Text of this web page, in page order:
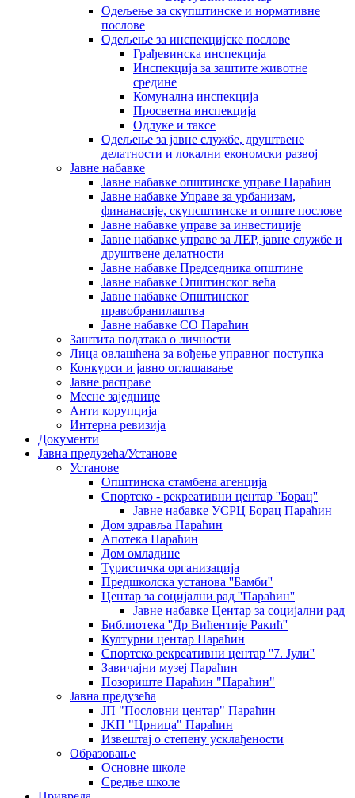
Одељење за скупштинске и нормативне
послове
Одељење за инспекцијске послове
Грађевинска инспекција
Инспекција за заштите животне
средине
Комунална инспекција
Просветна инспекција
Одлуке и таксе
Одељење за јавне службе, друштвене
делатности и локални економски развој
Јавне набавке
Јавне набавке општинске управе Параћин
Јавне набавке Управе за урбанизам,
финанасије, скупсштинске и опште послове
Јавне набавке управе за инвестиције
Јавне набавке управе за ЛЕР, јавне службе и
друштвене делатности
Јавне набавке Председника општине
Јавне набавке Општинског већа
Јавне набавке Општинског
правобранилаштва
Јавне набавке СО Параћин
Заштита података о личности
Лица овлашћена за вођење управног поступка
Конкурси и јавно оглашавање
Јавне расправе
Месне заједнице
Анти корупција
Интерна ревизија
Документи
Јавна предузећа/Установе
Установе
Општинскa стамбенa агенцијa
Спортско - рекреативни центар ''Борац''
Јавне набавке УСРЦ Борац Параћин
Дом здравља Параћин
Апотека Параћин
Дом омладине
Туристичка организација
Предшколска установа ''Бамби''
Центар за социјални рад ''Параћин''
Јавне набавке Центар за социјални рад
Библиотека ''Др Вићентије Ракић''
Културни центар Параћин
Спортско рекреативни центар ''7. Јули''
Завичајни музеј Параћин
Позориште Параћин "Параћин"
Јавна предузећа
ЈП "Пословни центар" Параћин
ЈKП "Црница" Параћин
Извештај о степену усклађености
Образовање
Основне школе
Средње школе